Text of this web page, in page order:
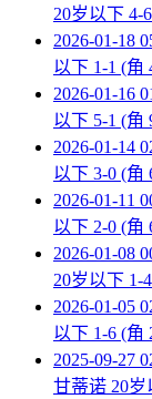
20岁以下 4-
2026-01-18
以下 1-1 (角
2026-01-16
以下 5-1 (角
2026-01-14
以下 3-0 (角
2026-01-11
以下 2-0 (角
2026-01-08
20岁以下 1-
2026-01-05
以下 1-6 (角
2025-09-27
甘蒂诺 20岁